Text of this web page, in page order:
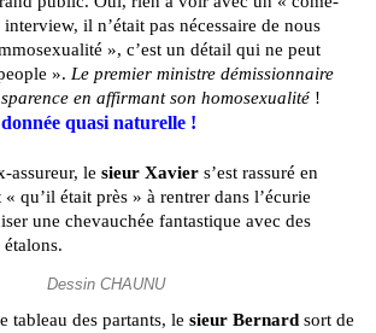
il n’était pas nécessaire de nous
», c’est un détail qui ne peut
». Le premier ministre démissionnaire
en affirmant son homosexualité !
quasi naturelle !
assureur, le sieur Xavier s’est rassuré en
qu’il était près » à rentrer dans l’écurie
une chevauchée fantastique avec des
Dessin CHAUNU
tableau des partants, le sieur Bernard sort de